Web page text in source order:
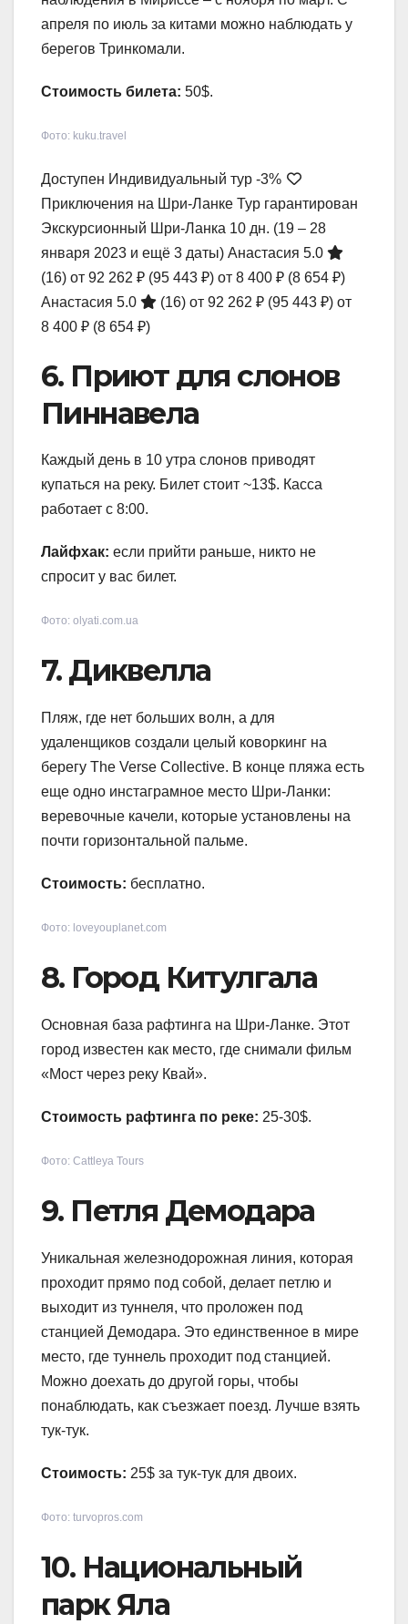
апреля по июль за китами можно наблюдать у
берегов Тринкомали.
Стоимость билета: 50$.
Фото: kuku.travel
Доступен Индивидуальный тур -3%
Приключения на Шри-Ланке Тур гарантирован
Экскурсионный Шри-Ланка 10 дн. (19 – 28
января 2023 и ещё 3 даты) Анастасия 5.0
(16) от 92 262 ₽ (95 443 ₽) от 8 400 ₽ (8 654 ₽)
Анастасия 5.0
(16) от 92 262 ₽ (95 443 ₽) от
8 400 ₽ (8 654 ₽)
6. Приют для слонов
Пиннавела
Каждый день в 10 утра слонов приводят
купаться на реку. Билет стоит ~13$. Касса
работает с 8:00.
Лайфхак: если прийти раньше, никто не
спросит у вас билет.
Фото: olyati.com.ua
7. Диквелла
Пляж, где нет больших волн, а для
удаленщиков создали целый коворкинг на
берегу The Verse Collective. В конце пляжа есть
еще одно инстаграмное место Шри-Ланки:
веревочные качели, которые установлены на
почти горизонтальной пальме.
Стоимость: бесплатно.
Фото: loveyouplanet.com
8. Город Китулгала
Основная база рафтинга на Шри-Ланке. Этот
город известен как место, где снимали фильм
«Мост через реку Квай».
Стоимость рафтинга по реке: 25-30$.
Фото: Cattleya Tours
9. Петля Демодара
Уникальная железнодорожная линия, которая
проходит прямо под собой, делает петлю и
выходит из туннеля, что проложен под
станцией Демодара. Это единственное в мире
место, где туннель проходит под станцией.
Можно доехать до другой горы, чтобы
понаблюдать, как съезжает поезд. Лучше взять
тук-тук.
Стоимость: 25$ за тук-тук для двоих.
Фото: turvopros.com
10. Национальный
парк Яла